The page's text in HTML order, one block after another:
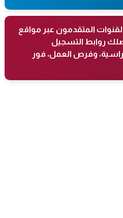
المتقدمون عبر مواقع
روابط التسجيل
وفرص العمل، فور